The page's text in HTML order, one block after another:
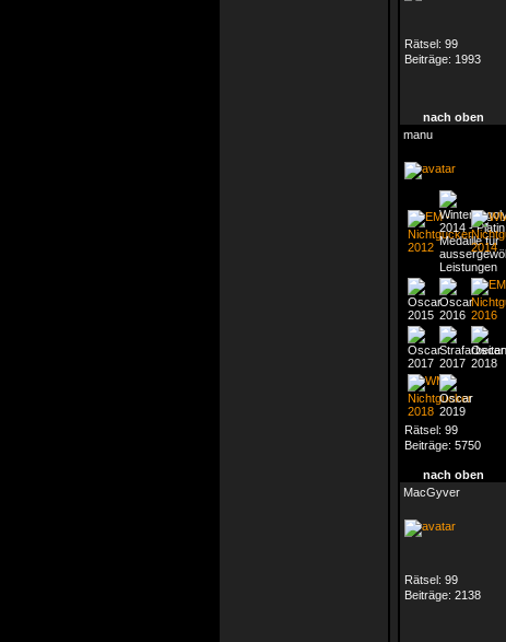
Rätsel: 99
Beiträge: 1993
nach oben
manu
Rätsel: 99
Beiträge: 5750
nach oben
MacGyver
Rätsel: 99
Beiträge: 2138